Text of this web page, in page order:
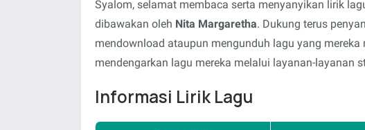
Syalom, selamat membaca serta menyanyikan lirik
dibawakan oleh Nita Margaretha. Dukung terus
mendownload ataupun mengunduh lagu yang
mendengarkan lagu mereka melalui layanan-layanan
Informasi Lirik Lagu